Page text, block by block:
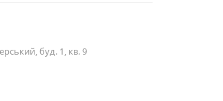
буд. 1, кв. 9